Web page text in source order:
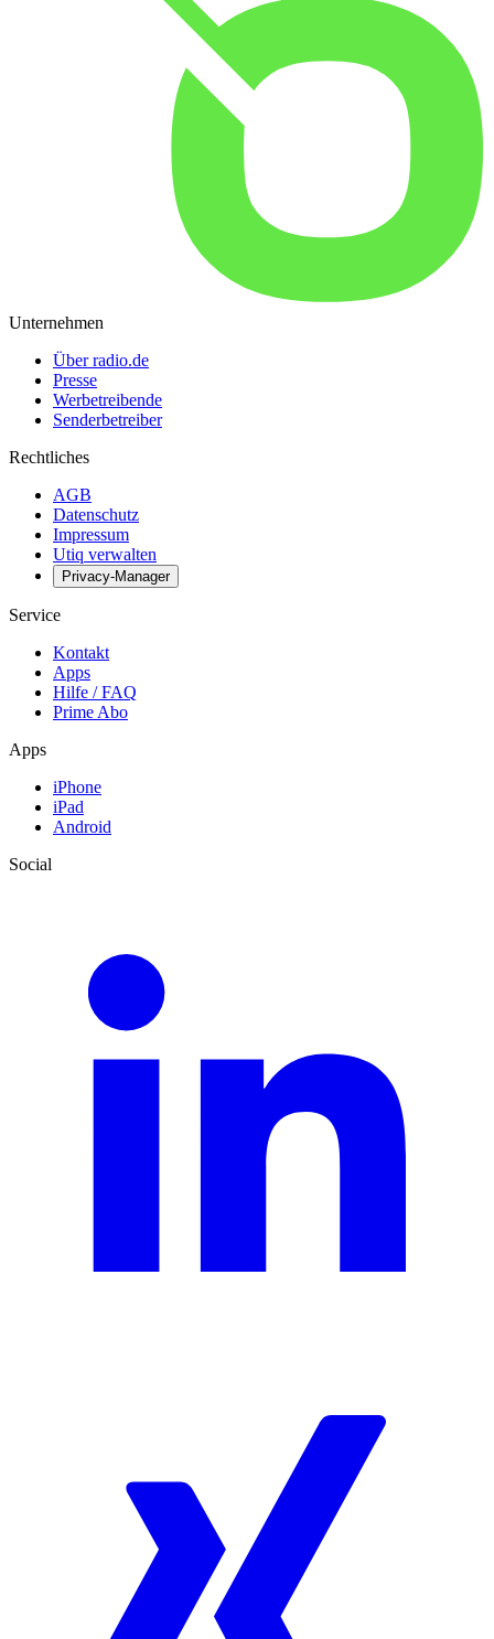
Unternehmen
Über radio.de
Presse
Werbetreibende
Senderbetreiber
Rechtliches
AGB
Datenschutz
Impressum
Utiq verwalten
Privacy-Manager
Service
Kontakt
Apps
Hilfe / FAQ
Prime Abo
Apps
iPhone
iPad
Android
Social